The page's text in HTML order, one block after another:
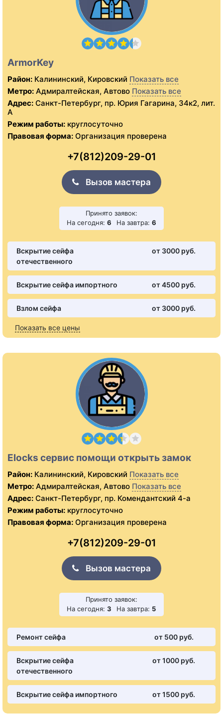
ArmorKey
Район: Калининский, Кировский Показать все
Метро: Адмиралтейская, Автово Показать все
Адрес: Санкт-Петербург, пр. Юрия Гагарина, 34к2, лит.
А
Режим работы: круглосуточно
Правовая форма: Организация проверена
+7(812)209-29-01
Вызов мастера
Принято заявок:
На сегодня: 6 На завтра: 6
Вскрытие сейфа
отечественного
от 3000 pуб.
Вскрытие сейфа импортного от 4500 pуб.
Взлом сейфа от 3000 pуб.
Показать все цены
Elocks сервис помощи открыть замок
Район: Калининский, Кировский Показать все
Метро: Адмиралтейская, Автово Показать все
Адрес: Санкт-Петербург, пр. Комендантский 4-а
Режим работы: круглосуточно
Правовая форма: Организация проверена
+7(812)209-29-01
Вызов мастера
Принято заявок:
На сегодня: 3 На завтра: 5
Ремонт сейфа от 500 pуб.
Вскрытие сейфа
отечественного
от 1000 pуб.
Вскрытие сейфа импортного от 1500 pуб.